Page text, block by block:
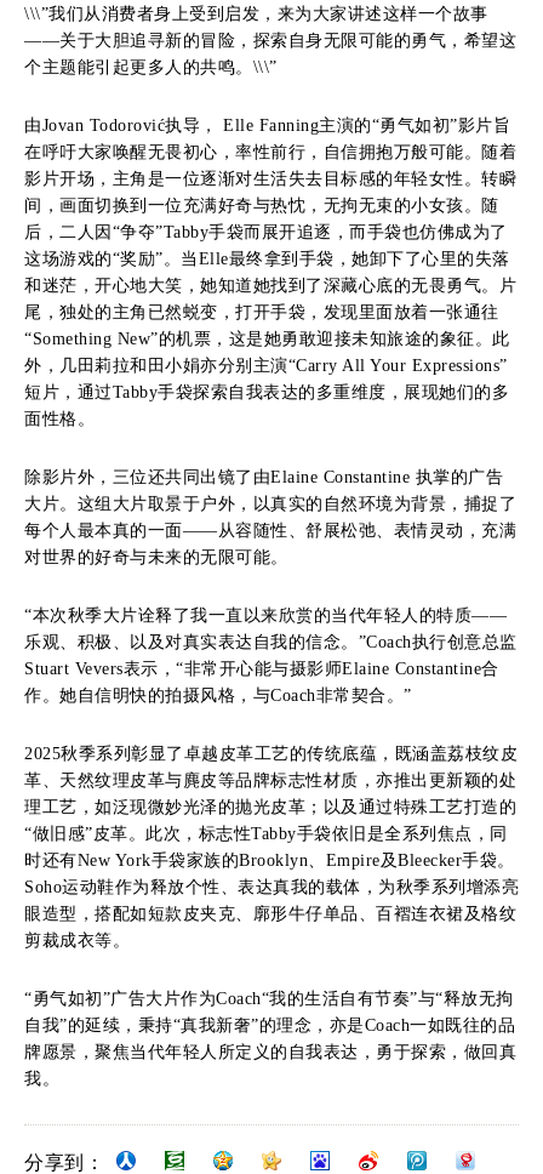
\\\”我们从消费者身上受到启发，来为大家讲述这样一个故事
——关于大胆追寻新的冒险，探索自身无限可能的勇气，希望这
个主题能引起更多人的共鸣。\\\”
由Jovan Todorović执导， Elle Fanning主演的“勇气如初”影片旨
在呼吁大家唤醒无畏初心，率性前行，自信拥抱万般可能。随着
影片开场，主角是一位逐渐对生活失去目标感的年轻女性。转瞬
间，画面切换到一位充满好奇与热忱，无拘无束的小女孩。随
后，二人因“争夺”Tabby手袋而展开追逐，而手袋也仿佛成为了
这场游戏的“奖励”。当Elle最终拿到手袋，她卸下了心里的失落
和迷茫，开心地大笑，她知道她找到了深藏心底的无畏勇气。片
尾，独处的主角已然蜕变，打开手袋，发现里面放着一张通往
“Something New”的机票，这是她勇敢迎接未知旅途的象征。此
外，几田莉拉和田小娟亦分别主演“Carry All Your Expressions”
短片，通过Tabby手袋探索自我表达的多重维度，展现她们的多
面性格。
除影片外，三位还共同出镜了由Elaine Constantine 执掌的广告
大片。这组大片取景于户外，以真实的自然环境为背景，捕捉了
每个人最本真的一面——从容随性、舒展松弛、表情灵动，充满
对世界的好奇与未来的无限可能。
“本次秋季大片诠释了我一直以来欣赏的当代年轻人的特质——
乐观、积极、以及对真实表达自我的信念。”Coach执行创意总监
Stuart Vevers表示，“非常开心能与摄影师Elaine Constantine合
作。她自信明快的拍摄风格，与Coach非常契合。”
2025秋季系列彰显了卓越皮革工艺的传统底蕴，既涵盖荔枝纹皮
革、天然纹理皮革与麂皮等品牌标志性材质，亦推出更新颖的处
理工艺，如泛现微妙光泽的抛光皮革；以及通过特殊工艺打造的
“做旧感”皮革。此次，标志性Tabby手袋依旧是全系列焦点，同
时还有New York手袋家族的Brooklyn、Empire及Bleecker手袋。
Soho运动鞋作为释放个性、表达真我的载体，为秋季系列增添亮
眼造型，搭配如短款皮夹克、廓形牛仔单品、百褶连衣裙及格纹
剪裁成衣等。
“勇气如初”广告大片作为Coach“我的生活自有节奏”与“释放无拘
自我”的延续，秉持“真我新奢”的理念，亦是Coach一如既往的品
牌愿景，聚焦当代年轻人所定义的自我表达，勇于探索，做回真
我。
分享到：